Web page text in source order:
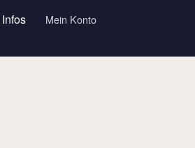
Infos Mein Konto